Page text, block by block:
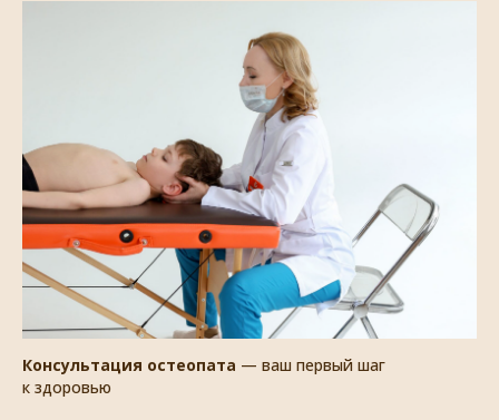
Консультация остеопата — ваш первый шаг
к здоровью